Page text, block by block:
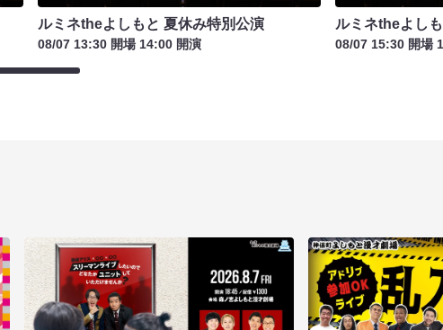
ルミネtheよしもと 夏休み特別公演
08/07 13:30 開場 14:00 開演
ルミネtheよし
08/07 15:30 開場